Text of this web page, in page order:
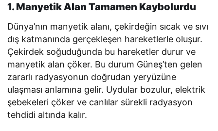
1. Manyetik Alan Tamamen Kaybolurdu
Dünya’nın manyetik alanı, çekirdeğin sıcak ve sıvı
dış katmanında gerçekleşen hareketlerle oluşur.
Çekirdek soğuduğunda bu hareketler durur ve
manyetik alan çöker. Bu durum Güneş’ten gelen
zararlı radyasyonun doğrudan yeryüzüne
ulaşması anlamına gelir. Uydular bozulur, elektrik
şebekeleri çöker ve canlılar sürekli radyasyon
tehdidi altında kalır.